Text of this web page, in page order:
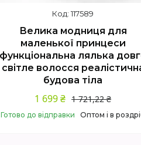
117589
Велика модниця для
маленької принцеси
функціональна лялька
світле волосся
будова тіла
1 721,22 ₴
1 699 ₴
Готово до відправки Оптом і в